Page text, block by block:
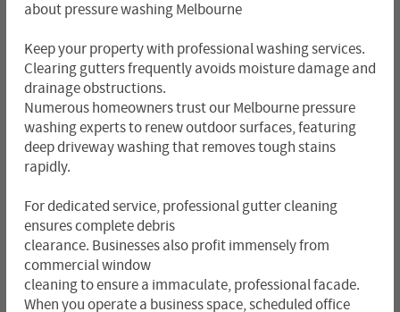
about pressure washing Melbourne
Keep your property with professional washing services.
Clearing gutters frequently avoids moisture damage and
drainage obstructions.
Numerous homeowners trust our Melbourne pressure
washing experts to renew outdoor surfaces, featuring
deep driveway washing that removes tough stains
rapidly.
For dedicated service, professional gutter cleaning
ensures complete debris
clearance. Businesses also profit immensely from
commercial window
cleaning to ensure a immaculate, professional facade.
When you operate a business space, scheduled office